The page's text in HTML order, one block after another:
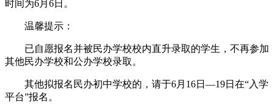
时间为6月6日。
温馨提示：
已自愿报名并被民办学校校内直升录取的学生，不再参加
其他民办学校和公办学校录取。
其他拟报名民办初中学校的，请于6月16日—19日在“入学
平台”报名。